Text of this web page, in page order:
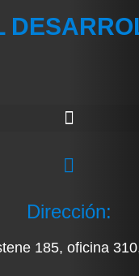
Dirección:
185, oficina